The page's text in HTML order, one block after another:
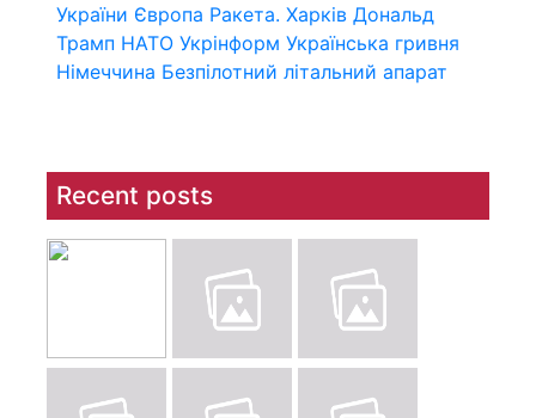
України Європа Ракета. Харків Дональд
Трамп НАТО Укрінформ Українська гривня
Німеччина Безпілотний літальний апарат
Recent posts